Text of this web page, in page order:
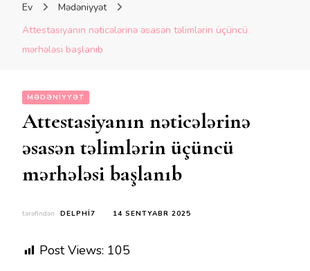
Ev
Mədəniyyət
Attestasiyanın nəticələrinə əsasən təlimlərin üçüncü
mərhələsi başlanıb
MƏDƏNIYYƏT
Attestasiyanın nəticələrinə
əsasən təlimlərin üçüncü
mərhələsi başlanıb
tərəfindən DELPHI7 14 SENTYABR 2025
Post Views: 105